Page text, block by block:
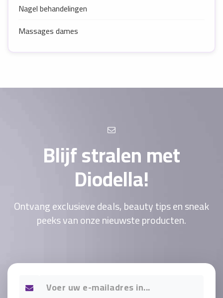
Nagel behandelingen
Massages dames
Blijf stralen met
Diodella!
Ontvang exclusieve deals, beauty tips en sneak
peeks van onze nieuwste producten.